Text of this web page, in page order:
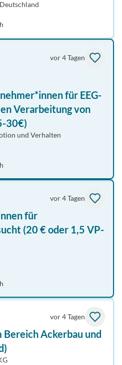
vor 4 Tagen
für EEG-
Verarbeitung von
30€)
und Verhalten
vor 4 Tagen
für
(20 € oder 1,5 VP-
vor 4 Tagen
Ackerbau und